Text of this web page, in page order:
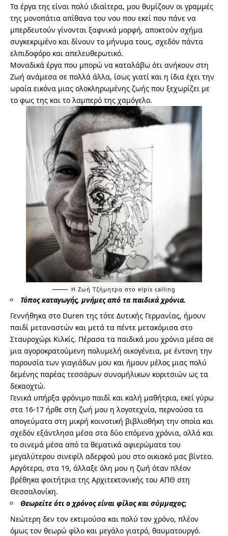
Τα έργα της είναι πολύ ιδιαίτερα, μου θυμίζουν οι γραμμές
της μονοπάτια απίθανα του νου που εκεί που πάνε να
μπερδευτούν γίνονται ξαφνικά μορφή, αποκτούν σχήμα
συγκεκριμένο και δίνουν το μήνυμα τους, σχεδόν πάντα
ελπιδοφόρο και απελευθερωτικό.
Μοναδικά έργα που μπορώ να καταλάβω ότι ανήκουν στη
Ζωή ανάμεσα σε πολλά άλλα, ίσως γιατί και η ίδια έχει την
ωραία εικόνα μιας ολοκληρωμένης ζωής που ξεχωρίζει με
το φως της και το λαμπερό της χαμόγελο.
Η Ζωή Τζήμητρα στο elpis calling
Τόπος καταγωγής, μνήμες από τα παιδικά χρόνια.
Γεννήθηκα στο Duren της τότε Δυτικής Γερμανίας, ήμουν
παιδί μεταναστών και μετά τα πέντε μετακόμισα στο
Σταυροχώρι Κιλκίς. Πέρασα τα παιδικά μου χρόνια μέσα σε
μια αγοροκρατούμενη πολυμελή οικογένεια, με έντονη την
παρουσία των γιαγιάδων μου και ήμουν μέλος μιας πολύ
δεμένης παρέας τεσσάρων συνομήλικων κοριτσιών ως τα
δεκαοχτώ.
Γενικά υπήρξα φρόνιμο παιδί και καλή μαθήτρια, εκεί γύρω
στα 16-17 ήρθε στη ζωή μου η λογοτεχνία, περνούσα τα
απογεύματα στη μικρή κοινοτική βιβλιοθήκη την οποία και
σχεδόν εξάντλησα μέσα στα δύο επόμενα χρόνια, αλλά και
το σινεμά μέσα από τα θεματικά αφιερώματα του
μεγαλύτερου σινεφίλ αδερφού μου στο οικιακό μας βίντεο.
Αργότερα, στα 19, άλλαξε όλη μου η ζωή όταν πλέον
βρέθηκα φοιτήτρια της Αρχιτεκτονικής του ΑΠΘ στη
Θεσσαλονίκη.
Θεωρείτε ότι ο χρόνος είναι φίλος και σύμμαχος;
Νεώτερη δεν τον εκτιμούσα και πολύ τον χρόνο, πλέον
όμως τον θεωρώ φίλο και μεγάλο γιατρό, θαυματουργό.